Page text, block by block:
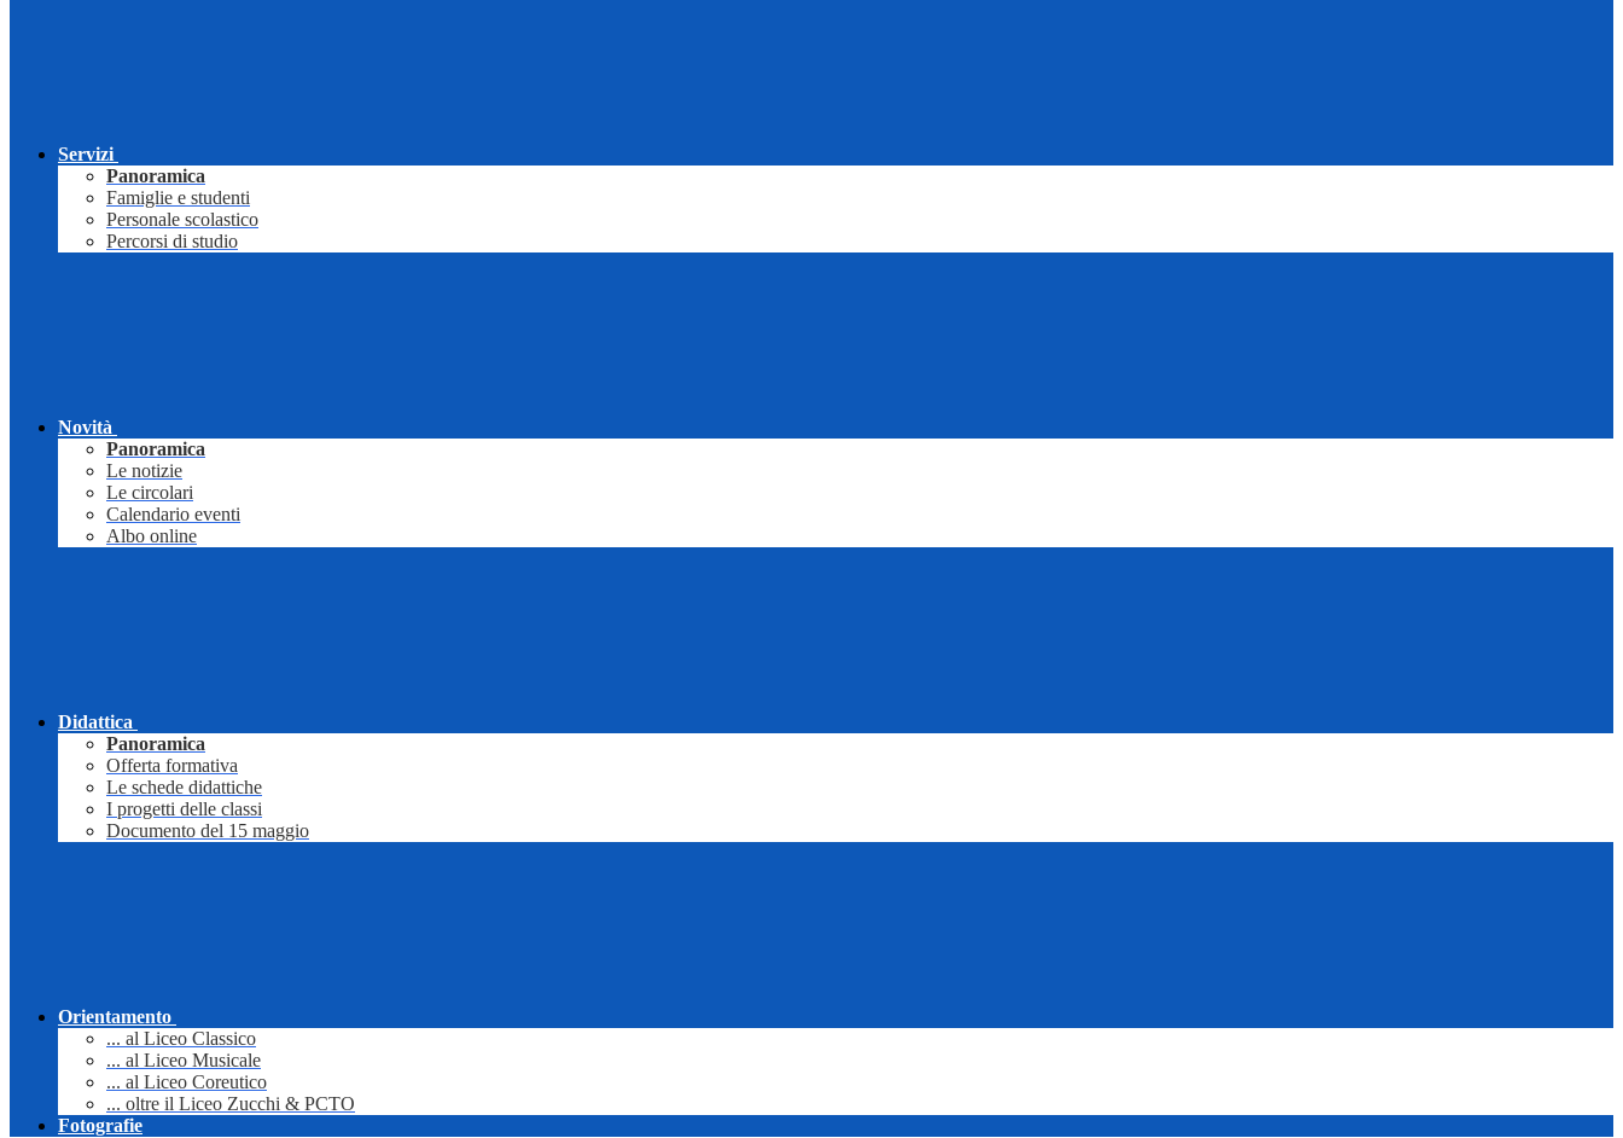
Servizi
Panoramica
Famiglie e studenti
Personale scolastico
Percorsi di studio
Novità
Panoramica
Le notizie
Le circolari
Calendario eventi
Albo online
Didattica
Panoramica
Offerta formativa
Le schede didattiche
I progetti delle classi
Documento del 15 maggio
Orientamento
... al Liceo Classico
... al Liceo Musicale
... al Liceo Coreutico
... oltre il Liceo Zucchi & PCTO
Fotografie